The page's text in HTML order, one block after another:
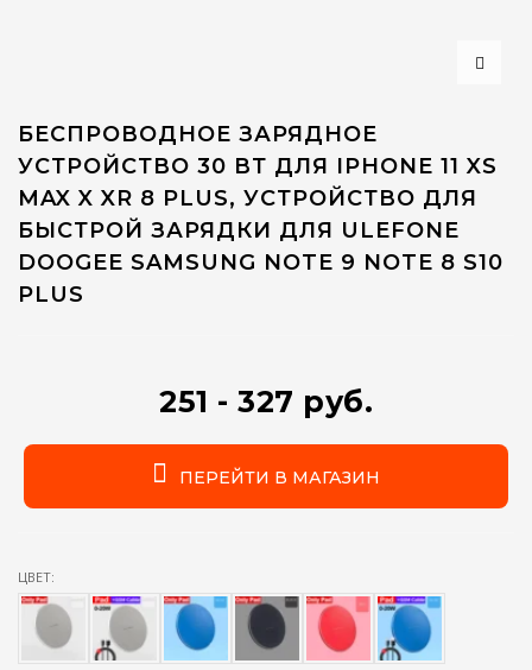
БЕСПРОВОДНОЕ ЗАРЯДНОЕ
УСТРОЙСТВО 30 ВТ ДЛЯ IPHONE 11 XS
MAX X XR 8 PLUS, УСТРОЙСТВО ДЛЯ
БЫСТРОЙ ЗАРЯДКИ ДЛЯ ULEFONE
DOOGEE SAMSUNG NOTE 9 NOTE 8 S10
PLUS
251 - 327 руб.
ПЕРЕЙТИ В МАГАЗИН
ЦВЕТ: